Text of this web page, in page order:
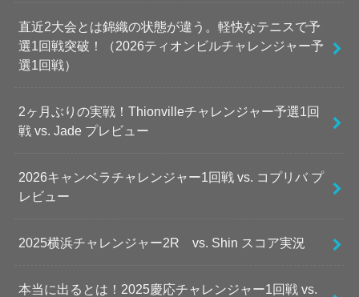
直近2大会とは錦織の状態が違う。軽快なテニスで予
選1回戦突破！（2026ティオンビルチャレンジャー予
選1回戦）
2ヶ月ぶりの実戦！Thionvilleチャレンジャー予選1回
戦 vs. Jade プレビュー
2026キャンベラチャレンジャー1回戦 vs. コプリバ プ
レビュー
2025横浜チャレンジャー2R vs. Shin スコア実況
本当に出るとは！2025慶応チャレンジャー1回戦 vs.